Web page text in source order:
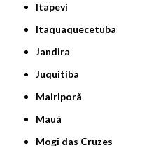
Itapevi
Itaquaquecetuba
Jandira
Juquitiba
Mairiporã
Mauá
Mogi das Cruzes